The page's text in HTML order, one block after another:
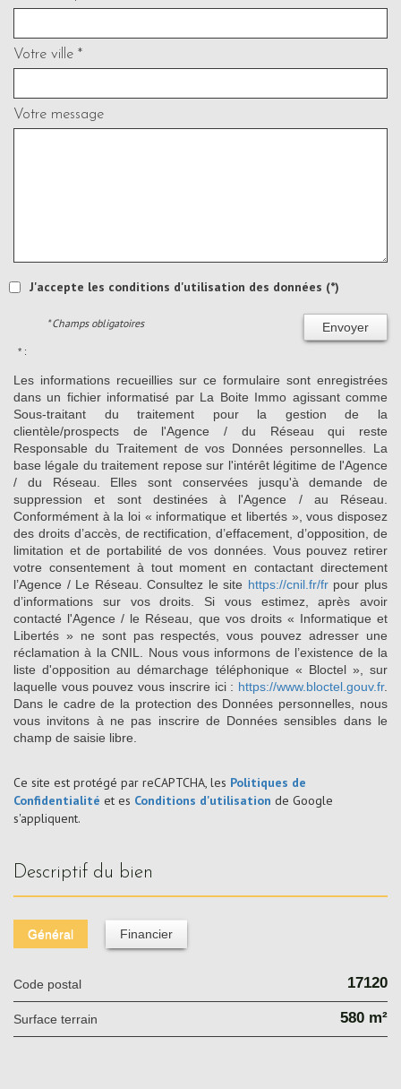
Votre ville *
Votre message
J'accepte les conditions d'utilisation des données (*)
Envoyer
* Champs obligatoires
* :
Les informations recueillies sur ce formulaire sont enregistrées
dans un fichier informatisé par La Boite Immo agissant comme
Sous-traitant du traitement pour la gestion de la
clientèle/prospects de l'Agence / du Réseau qui reste
Responsable du Traitement de vos Données personnelles. La
base légale du traitement repose sur l'intérêt légitime de l'Agence
/ du Réseau. Elles sont conservées jusqu'à demande de
suppression et sont destinées à l'Agence / au Réseau.
Conformément à la loi « informatique et libertés », vous disposez
des droits d’accès, de rectification, d’effacement, d’opposition, de
limitation et de portabilité de vos données. Vous pouvez retirer
votre consentement à tout moment en contactant directement
l’Agence / Le Réseau. Consultez le site https://cnil.fr/frpour plus
d’informations sur vos droits. Si vous estimez, après avoir
contacté l'Agence / le Réseau, que vos droits « Informatique et
Libertés » ne sont pas respectés, vous pouvez adresser une
réclamation à la CNIL. Nous vous informons de l’existence de la
liste d'opposition au démarchage téléphonique « Bloctel », sur
laquelle vous pouvez vous inscrire ici : https://www.bloctel.gouv.fr.
Dans le cadre de la protection des Données personnelles, nous
vous invitons à ne pas inscrire de Données sensibles dans le
champ de saisie libre.
Ce site est protégé par reCAPTCHA, les Politiques de
Confidentialité et es Conditions d'utilisation de Google
s'appliquent.
descriptif du bien
Général Financier
Code postal 17120
surface terrain 580 m²